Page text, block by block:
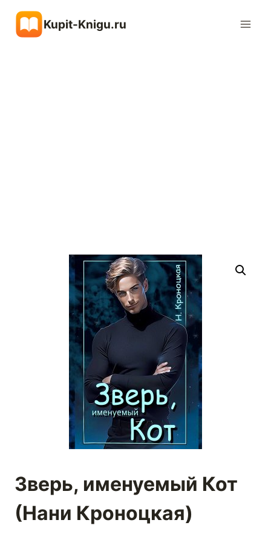
содержимому
Kupit-Knigu.ru
Зверь, именуемый Кот
(Нани Кроноцкая)